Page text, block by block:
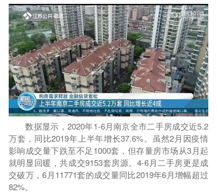
数据显示，2020年1-6月南京全市二手房成交近5.2
万套，同比2019年上半年增长37.6%。虽然2月因疫情
影响成交量下跌至不足1000套，但存量房市场从3月起
就明显回暖，共成交9153套房源。4-6月二手房更是成
交破万，6月11771套的成交量同比2019年6月增幅超过
82%。